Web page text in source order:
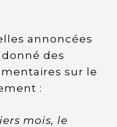
annoncées
des
sur le
:
mois, le